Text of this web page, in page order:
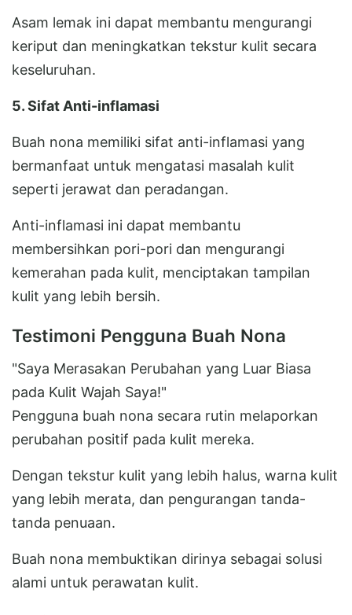
Asam lemak ini dapat membantu mengurangi
keriput dan meningkatkan tekstur kulit secara
keseluruhan.
5. Sifat Anti-inflamasi
Buah nona memiliki sifat anti-inflamasi yang
bermanfaat untuk mengatasi masalah kulit
seperti jerawat dan peradangan.
Anti-inflamasi ini dapat membantu
membersihkan pori-pori dan mengurangi
kemerahan pada kulit, menciptakan tampilan
kulit yang lebih bersih.
Testimoni Pengguna Buah Nona
"Saya Merasakan Perubahan yang Luar Biasa
pada Kulit Wajah Saya!"
Pengguna buah nona secara rutin melaporkan
perubahan positif pada kulit mereka.
Dengan tekstur kulit yang lebih halus, warna kulit
yang lebih merata, dan pengurangan tanda-
tanda penuaan.
Buah nona membuktikan dirinya sebagai solusi
alami untuk perawatan kulit.